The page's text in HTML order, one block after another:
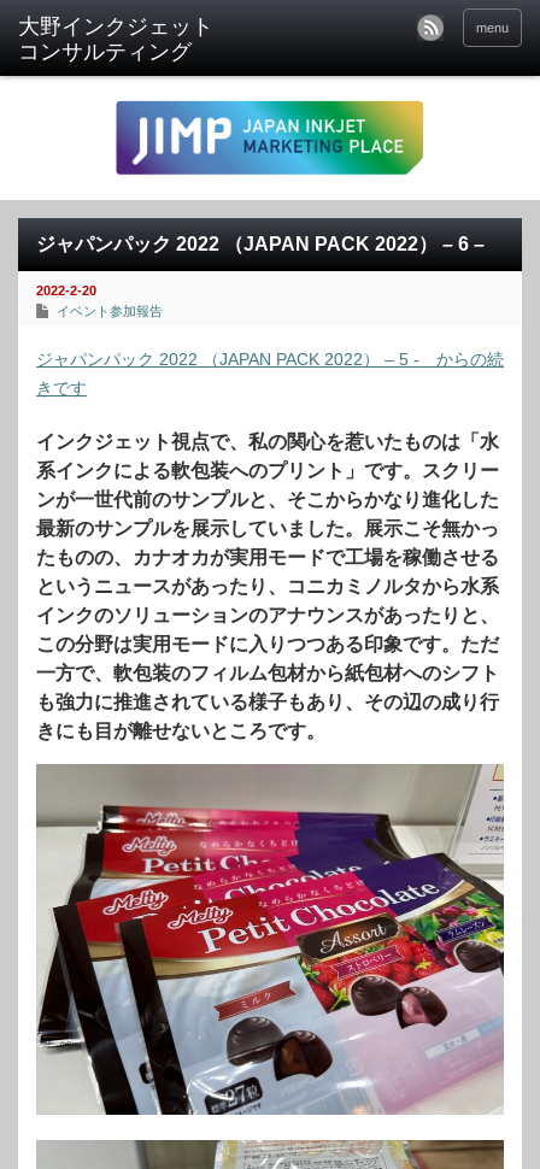
menu
ジャパンパック 2022 （JAPAN PACK 2022） – 6 –
2022-2-20
イベント参加報告
ジャパンパック 2022 （JAPAN PACK 2022） – 5 - からの続
きです
インクジェット視点で、私の関心を惹いたものは「水
系インクによる軟包装へのプリント」です。スクリー
ンが一世代前のサンプルと、そこからかなり進化した
最新のサンプルを展示していました。展示こそ無かっ
たものの、カナオカが実用モードで工場を稼働させる
というニュースがあったり、コニカミノルタから水系
インクのソリューションのアナウンスがあったりと、
この分野は実用モードに入りつつある印象です。ただ
一方で、軟包装のフィルム包材から紙包材へのシフト
も強力に推進されている様子もあり、その辺の成り行
きにも目が離せないところです。